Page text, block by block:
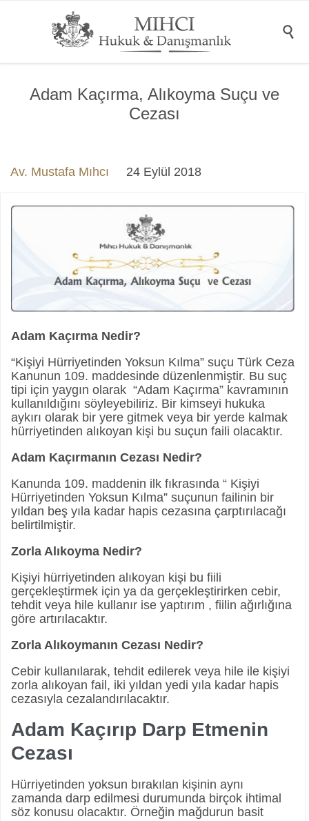

Adam Kaçırma, Alıkoyma Suçu ve
Cezası
Av. Mustafa Mıhcı 24 Eylül 2018
Adam Kaçırma Nedir?
“Kişiyi Hürriyetinden Yoksun Kılma” suçu Türk Ceza
Kanunun 109. maddesinde düzenlenmiştir. Bu suç
tipi için yaygın olarak “Adam Kaçırma” kavramının
kullanıldığını söyleyebiliriz. Bir kimseyi hukuka
aykırı olarak bir yere gitmek veya bir yerde kalmak
hürriyetinden alıkoyan kişi bu suçun faili olacaktır.
Adam Kaçırmanın Cezası Nedir?
Kanunda 109. maddenin ilk fıkrasında “ Kişiyi
Hürriyetinden Yoksun Kılma” suçunun failinin bir
yıldan beş yıla kadar hapis cezasına çarptırılacağı
belirtilmiştir.
Zorla Alıkoyma Nedir?
Kişiyi hürriyetinden alıkoyan kişi bu fiili
gerçekleştirmek için ya da gerçekleştirirken cebir,
tehdit veya hile kullanır ise yaptırım , fiilin ağırlığına
göre artırılacaktır.
Zorla Alıkoymanın Cezası Nedir?
Cebir kullanılarak, tehdit edilerek veya hile ile kişiyi
zorla alıkoyan fail, iki yıldan yedi yıla kadar hapis
cezasıyla cezalandırılacaktır.
Adam Kaçırıp Darp Etmenin
Cezası
Hürriyetinden yoksun bırakılan kişinin aynı
zamanda darp edilmesi durumunda birçok ihtimal
söz konusu olacaktır. Örneğin mağdurun basit